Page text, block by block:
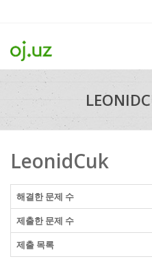
LeonidCuk
해결한 문제 수
제출한 문제 수
제출 목록